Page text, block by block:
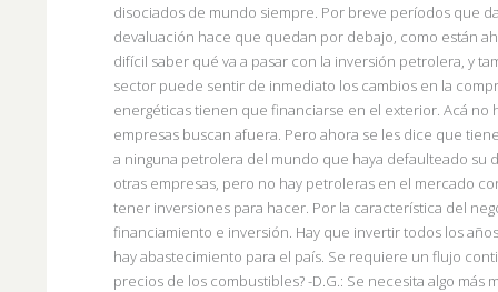
disociados de mundo siempre. Por breve períodos que
devaluación hace que quedan por debajo, como están
difícil saber qué va a pasar con la inversión petrolera, y
sector puede sentir de inmediato los cambios en la
energéticas tienen que financiarse en el exterior. Acá no
empresas buscan afuera. Pero ahora se les dice que
a ninguna petrolera del mundo que haya defaulteado su
otras empresas, pero no hay petroleras en el mercado
tener inversiones para hacer. Por la característica del
financiamiento e inversión. Hay que invertir todos los
hay abastecimiento para el país. Se requiere un flujo
precios de los combustibles? -D.G.: Se necesita algo